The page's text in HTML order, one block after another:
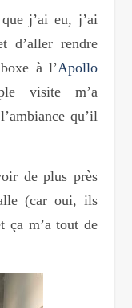
j’ai eu, j’ai
d’aller rendre
à l’Apollo
visite m’a
qu’il
de plus près
(car oui, ils
ça m’a tout de